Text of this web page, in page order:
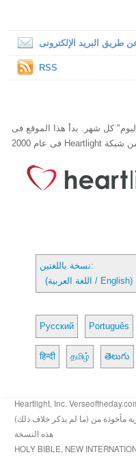
طريق البريد الإلكترونى
RSS
"آيــة اليوم" كل شهر. بدأ هذا الموقع فى
نسخة باللغتين:
(اللغة العربية / English)
Русский Português
हिन्दी தமிழ் తెలుగు
مأخوذة من (ما لم يذكر خلاف ذلك)
هذه النسخة
HOLY BIBLE, NEW